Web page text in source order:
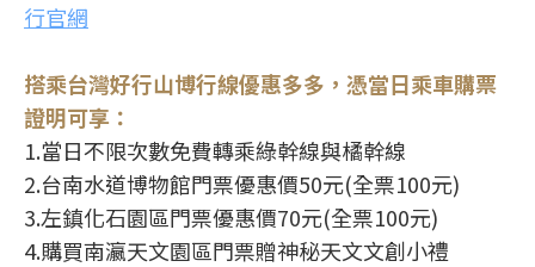
行官網
搭乘台灣好行山博行線優惠多多，憑當日乘車購票
證明可享：
1.當日不限次數免費轉乘綠幹線與橘幹線
2.台南水道博物館門票優惠價50元(全票100元)
3.左鎮化石園區門票優惠價70元(全票100元)
4.購買南瀛天文園區門票贈神秘天文文創小禮